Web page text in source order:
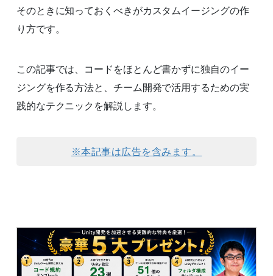
そのときに知っておくべきがカスタムイージングの作
り方です。
この記事では、コードをほとんど書かずに独自のイー
ジングを作る方法と、チーム開発で活用するための実
践的なテクニックを解説します。
※本記事は広告を含みます。